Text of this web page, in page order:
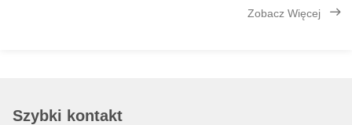
Suszone surowce są impregnowane roztworem chlorku cynku, mieszane i
Zobacz Więcej
Szybki kontakt